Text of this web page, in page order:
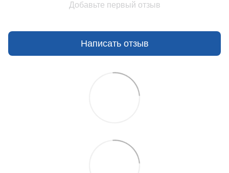
Добавьте первый отзыв
Написать отзыв